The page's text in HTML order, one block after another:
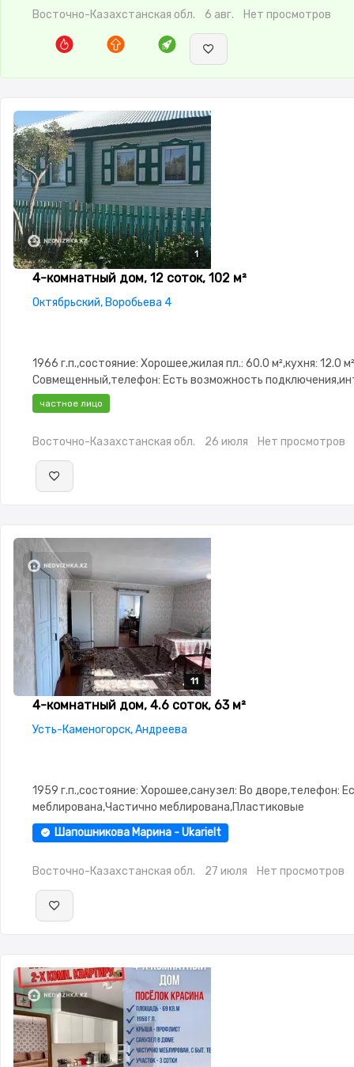
Восточно-Казахстанская обл. 6 авг. Нет просмотров
1
4-комнатный дом, 12 соток, 102 м²
Октябрьский, Воробьева 4
1966 г.п.,состояние: Хорошее,жилая пл.: 60.0 м²,кухня: 12.0
Совмещенный,телефон: Есть возможность
Проводной,Частично меблирована,Частично
меблирована,Навес,Баня,Сад,Веранда,Хозпостройки
частное лицо
Восточно-Казахстанская обл. 26 июля Нет просмотров
11
11
11
11
11
4-комнатный дом, 4.6 соток, 63 м²
Усть-Каменогорск, Андреева
1959 г.п.,состояние: Хорошее,санузел: Во дворе,телефон:
меблирована,Частично меблирована,Пластиковые
окна,Навес,Баня,Гараж,Сад,Веранда,Хозпостройки,Летняя
Шапошникова Марина - Ukarielt
Восточно-Казахстанская обл. 27 июля Нет просмотров